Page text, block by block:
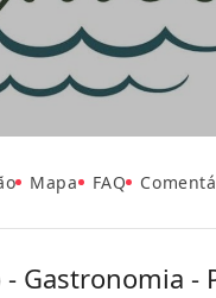
Mapa FAQ
Gastronomia -